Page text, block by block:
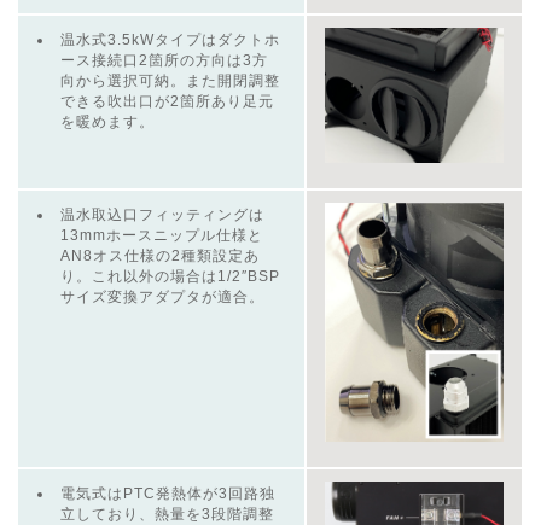
温水式3.5kWタイプはダクトホ
ース接続口2箇所の方向は3方
向から選択可納。また開閉調整
できる吹出口が2箇所あり足元
を暖めます。
温水取込口フィッティングは
13mmホースニップル仕様と
AN8オス仕様の2種類設定あ
り。これ以外の場合は1/2″BSP
サイズ変換アダプタが適合。
電気式はPTC発熱体が3回路独
立しており、熱量を3段階調整